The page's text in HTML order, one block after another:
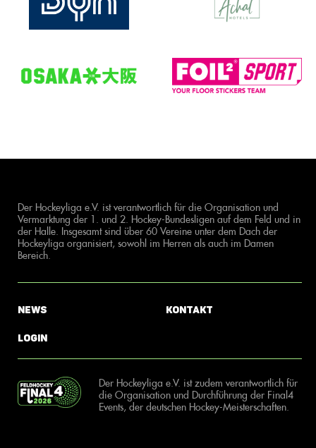
Der Hockeyliga e.V. ist verantwortlich für die Organisation und
Vermarktung der 1. und 2. Hockey-Bundesligen auf dem Feld und in
der Halle. Insgesamt sind über 60 Vereine unter dem Dach der
Hockeyliga organisiert, sowohl im Herren als auch im Damen
Bereich.
News
Login
Kontakt
Der Hockeyliga e.V. ist zudem verantwortlich für
die Organisation und Durchführung der Final4
Events, der deutschen Hockey-Meisterschaften.